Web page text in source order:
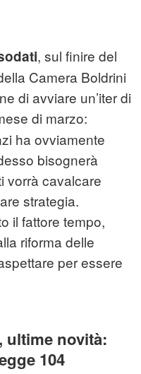
, sul finire del
Camera Boldrini
di avviare un’iter di
di marzo:
ha ovviamente
bisognerà
vorrà cavalcare
strategia.
il fattore tempo,
riforma delle
per essere
ultime novità:
104